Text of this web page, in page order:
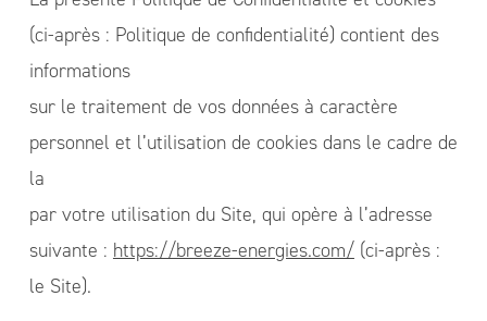
(ci-après : Politique de confidentialité) contient des
informations
sur le traitement de vos données à caractère
personnel et l’utilisation de cookies dans le cadre de
la
par votre utilisation du Site, qui opère à l’adresse
suivante : https://breeze-energies.com/(ci-après :
le Site).